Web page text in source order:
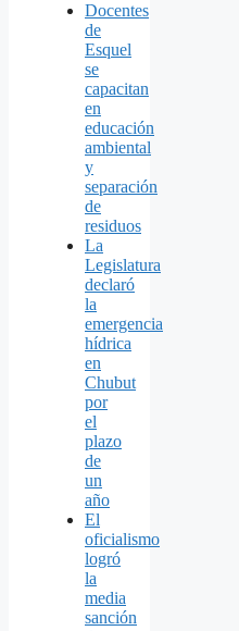
Docentes
de
Esquel
se
capacitan
en
educación
ambiental
y
separación
de
residuos
La
Legislatura
declaró
la
emergencia
hídrica
en
Chubut
por
el
plazo
de
un
año
El
oficialismo
logró
la
media
sanción